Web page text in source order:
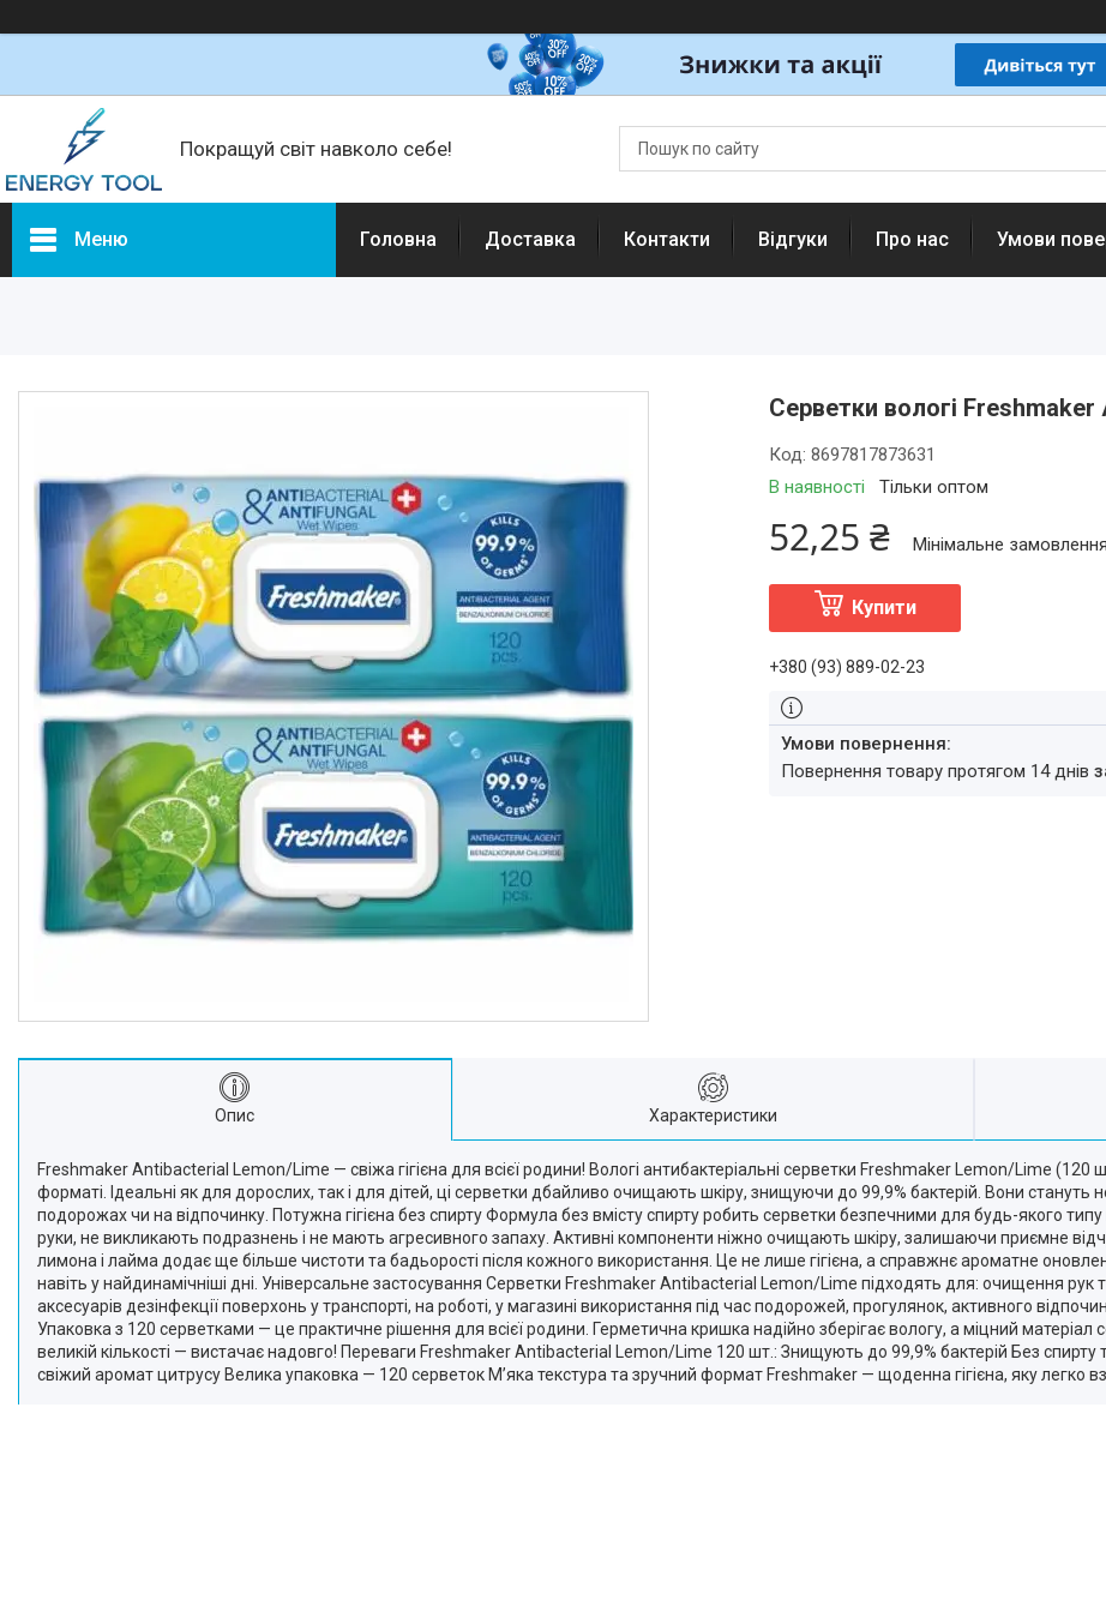
Покращуй світ навколо себе!
Меню
Будівельне обладнання та
інструмент
Oбладнання та пристрої
Садово-паркова техніка
Дача, сад і город
Енергонезалежність
Активний відпочинок, туризм
Краса та здоровʼя
Автотовари
Техніка для кухні
Техніка для дому
Електроніка
Краса та Здоров'я
Спорт і туризм
Спорт і туризм
Техніка для дому
Техніка для Кухні
Для тварин
Продукти Живлення
Посуд
Світ інструмента
Побутова Хімія
Головна Доставка Контакти Відгуки Про нас Умови
Серветки вологі
В наявності Тільки оптом
Код:8697817873631
52,25 ₴ Мінімальне
Купити
+380 (93) 889-02-23
повернення товару протягом 14 днів
Опис Характеристики
Freshmaker Antibacterial Lemon/Lime — свіжа гігієна для всієї родини! Вологі антибактеріальні серветки Freshmaker Lemon/Lime
форматі. Ідеальні як для дорослих, так і для дітей, ці серветки дбайливо очищають шкіру, знищуючи до 99,9% бактерій. Вони стануть
подорожах чи на відпочинку. Потужна гігієна без спирту Формула без вмісту спирту робить серветки безпечними для будь-якого
руки, не викликають подразнень і не мають агресивного запаху. Активні компоненти ніжно очищають шкіру, залишаючи приємне
лимона і лайма додає ще більше чистоти та бадьорості після кожного використання. Це не лише гігієна, а справжнє ароматне
навіть у найдинамічніші дні. Універсальне застосування Серветки Freshmaker Antibacterial Lemon/Lime підходять для: очищення
аксесуарів дезінфекції поверхонь у транспорті, на роботі, у магазині використання під час подорожей, прогулянок, активного
Упаковка з 120 серветками — це практичне рішення для всієї родини. Герметична кришка надійно зберігає вологу, а міцний
великій кількості — вистачає надовго! Переваги Freshmaker Antibacterial Lemon/Lime 120 шт.: Знищують до 99,9% бактерій Без спирту
свіжий аромат цитрусу Велика упаковка — 120 серветок М’яка текстура та зручний формат Freshmaker — щоденна гігієна, яку легко